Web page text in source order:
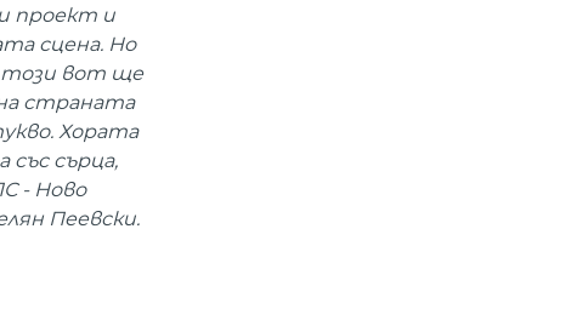
проект и
сцена. Но
този вот ще
страната
Хората
със сърца,
- Ново
Пеевски.